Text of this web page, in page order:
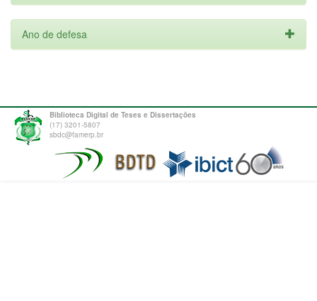
Ano de defesa
Biblioteca Digital de Teses e Dissertações
(17) 3201-5807
sbdc@famerp.br